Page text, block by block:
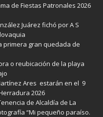
de Fiestas Patronales 2026
Juárez fichó por A S
primera gran quedada de
o reubicación de la playa
Ares estarán en el 9
2026
de Alcaldía de La
“Mi pequeño paraíso.